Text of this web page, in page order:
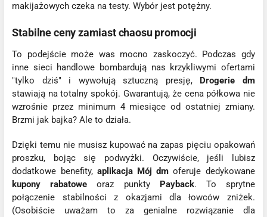
makijażowych czeka na testy. Wybór jest potężny.
Stabilne ceny zamiast chaosu promocji
To podejście może was mocno zaskoczyć. Podczas gdy
inne sieci handlowe bombardują nas krzykliwymi ofertami
"tylko dziś" i wywołują sztuczną presję, Drogerie dm
stawiają na totalny spokój. Gwarantują, że cena półkowa nie
wzrośnie przez minimum 4 miesiące od ostatniej zmiany.
Brzmi jak bajka? Ale to działa.
Dzięki temu nie musisz kupować na zapas pięciu opakowań
proszku, bojąc się podwyżki. Oczywiście, jeśli lubisz
dodatkowe benefity, aplikacja Mój dm oferuje dedykowane
kupony rabatowe oraz punkty Payback. To sprytne
połączenie stabilności z okazjami dla łowców zniżek.
(Osobiście uważam to za genialne rozwiązanie dla